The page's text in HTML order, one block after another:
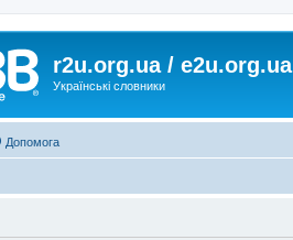
r2u.org.ua / e2u.org.ua
Українські словники
Допомога